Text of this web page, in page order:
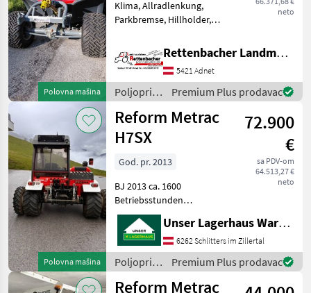
Polovna mašina
neto
Klima, Allradlenkung,
Parkbremse, Hillholder,
Terraräder 31x15, 50-15
Ohne Zwillingsräder Gorivo:
Poljoprivredni motorni
strojevi Dvoosovin
Rettenbacher Landmaschinen
5421 Adnet
Poljoprivredni
motorni
strojevi /
Aebi
Premium Plus prodavac
Polovna mašina
Reform Metrac
H7SX
72.900
€
sa PDV-om
64.513,27 €
neto
God. pr. 2013
BJ 2013 ca. 1600
Betriebsstunden
Poljoprivredni motorni
strojevi Dvoosovinske
kosilice
Unser Lagerhaus Warenhandelsges.m.b.H.
6262 Schlitters im Zillertal
Poljoprivredni
motorni
strojevi /
Premium Plus prodavac
Reform Metrac